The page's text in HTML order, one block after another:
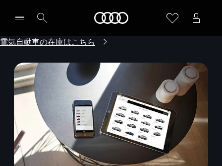
電気自動車の在庫はこちら